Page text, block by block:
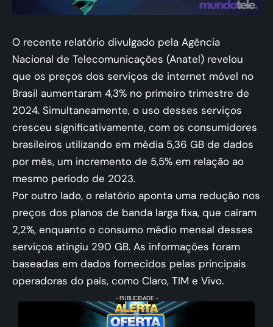
O recente relatório divulgado pela Agência
Nacional de Telecomunicações (Anatel) revelou
que os preços dos serviços de internet móvel no
Brasil aumentaram 4,3% no primeiro trimestre de
2024. Simultaneamente, o uso desses serviços
cresceu significativamente, com os consumidores
brasileiros utilizando em média 5,36 GB de dados
por mês, um incremento de 5,5% em relação ao
mesmo período de 2023.
Por outro lado, o relatório aponta uma redução nos
preços dos planos de banda larga fixa, que caíram
2,2%, enquanto o consumo médio mensal desses
serviços atingiu 290 GB. As informações foram
baseadas em dados fornecidos pelas principais
operadoras do país, como Claro, TIM e Vivo.
- PUBLICIDADE -